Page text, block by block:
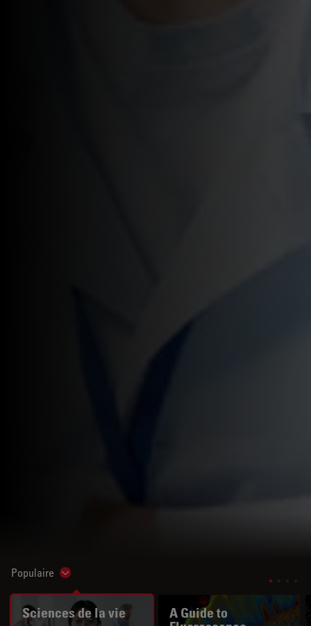
Populaire Show subnavigation
Sciences de la vie
A Guide to